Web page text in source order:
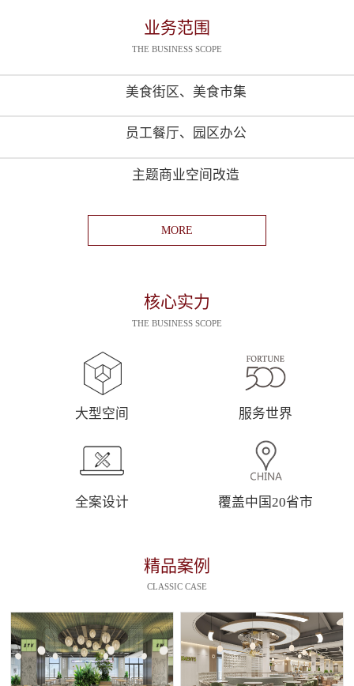
业务范围
THE BUSINESS SCOPE
美食街区、美食市集
员工餐厅、园区办公
主题商业空间改造
MORE
核心实力
THE BUSINESS SCOPE
大型空间 服务世界
全案设计 覆盖中国20省市
精品案例
CLASSIC CASE